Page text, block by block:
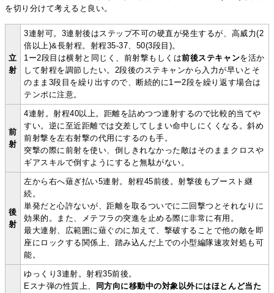
を切り分けて考えると良い。
立
射
3連射可。3連射後はステップ不可の硬直が発生するが、高威力(2
倍以上)&長射程。射程35-37、50(3段目)。
1ー2段目は横射と同じく、前射撃もしくは前後ステキャンを活か
して射程を調節したい。2段後のステキャンから入力が早いとそ
のまま3段目を繰り出すので、断続的に1ー2段を繰り返す場合は
テンポに注意。
前
射
4連射。射程40以上。距離を詰めつつ連射するので比較的当てや
すい。逆に至近距離では交差してしまい命中しにくくなる。斜め
前射撃を左右射撃の代用にするのも手。
突撃の際に前射を使い、倒しきれなかった敵はそのままクロスや
ギアスキルで倒すようにすると無駄がない。
後
射
左から右へ薙ぎ払い5連射。射程45前後。射撃後もブースト継
続。
単発だと心許ないが、距離を取るついでに二回撃つとそれなりに
効果的。また、メテフラの突進を止める際に非常に有用。
最大連射、広範囲に薙ぐのに加えて、撃破することで他の敵を即
座にロックする関係上、踏み込んだ上での小型編隊速攻対処も可
能。
ゆっくり3連射。射程35前後。
Eスナ弾の性質上、
同方向に移動中の対象以外にはほとんど当た